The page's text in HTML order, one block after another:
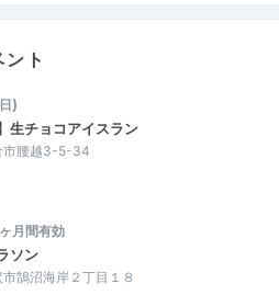
ト
)
生チョコアイスラン
市腰越3-5-34
月間有効
ソン
鵠沼海岸２丁目１８